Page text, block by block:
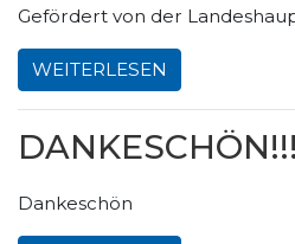
Gefördert von der
WEITERLESEN
DANKESCHÖN!!!
Dankeschön